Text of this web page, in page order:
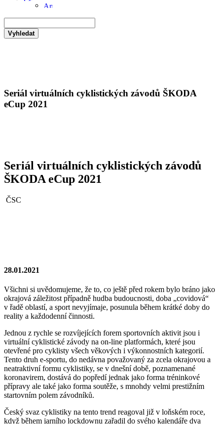
Vyhledat
Seriál virtuálních cyklistických závodů ŠKODA
eCup 2021
Seriál virtuálních cyklistických závodů
ŠKODA eCup 2021
ČSC
28.01.2021
Všichni si uvědomujeme, že to, co ještě před rokem bylo bráno jako
okrajová záležitost případně hudba budoucnosti, doba „covidová“
v řadě oblastí, a sport nevyjímaje, posunula během krátké doby do
reality a každodenní činnosti.
Jednou z rychle se rozvíjejících forem sportovních aktivit jsou i
virtuální cyklistické závody na on-line platformách, které jsou
otevřené pro cyklisty všech věkových i výkonnostních kategorií.
Tento druh e-sportu, do nedávna považovaný za zcela okrajovou a
neatraktivní formu cyklistiky, se v dnešní době, poznamenané
koronavirem, dostává do popředí jednak jako forma tréninkové
přípravy ale také jako forma soutěže, s mnohdy velmi prestižním
startovním polem závodníků.
Český svaz cyklistiky na tento trend reagoval již v loňském roce,
když během jarního lockdownu zařadil do svého kalendáře dva